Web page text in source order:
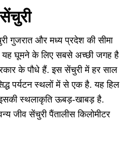
गुजरात और मध्य प्रदेश की सीमा
यह घूमने के लिए सबसे अच्छी जगह है
के पौधे हैं. इस सेंचुरी में हर साल
पर्यटन स्थलों में से एक है. यह हिल
स्थलाकृति ऊबड़-खाबड़ है.
जीव सेंचुरी पैंतालीस किलोमीटर